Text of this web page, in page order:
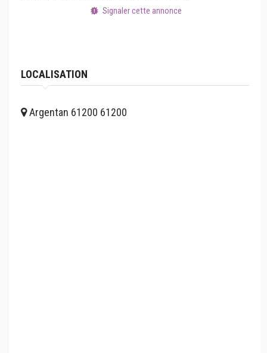
Signaler cette annonce
LOCALISATION
Argentan 61200 61200